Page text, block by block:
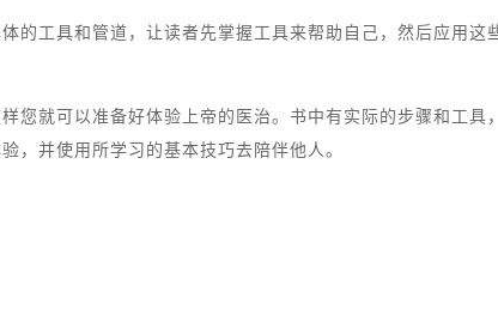
的工具和管道，让读者先掌握工具来帮助自己，然后应用这
您就可以准备好体验上帝的医治。书中有实际的步骤和工具
，并使用所学习的基本技巧去陪伴他人。